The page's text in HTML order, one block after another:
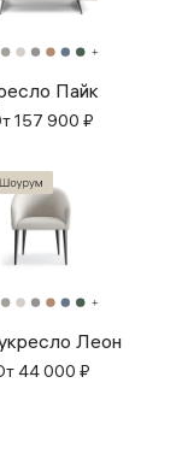
Пайк
157 900 ₽
Леон
44 000 ₽